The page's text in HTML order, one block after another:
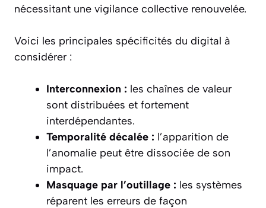
nécessitant une vigilance collective renouvelée.
Voici les principales spécificités du digital à
considérer :
Interconnexion : les chaînes de valeur
sont distribuées et fortement
interdépendantes.
Temporalité décalée : l’apparition de
l’anomalie peut être dissociée de son
impact.
Masquage par l’outillage : les systèmes
réparent les erreurs de façon